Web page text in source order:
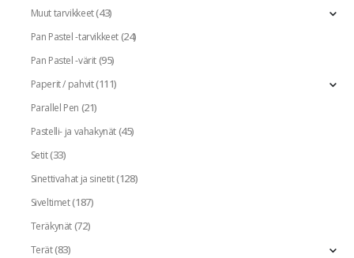
Muut tarvikkeet(43)
Pan Pastel -tarvikkeet(24)
Pan Pastel -värit(95)
Paperit / pahvit(111)
Parallel Pen (21)
Pastelli- ja vahakynät(45)
Setit(33)
Sinettivahat ja sinetit(128)
Siveltimet(187)
Teräkynät(72)
Terät(83)